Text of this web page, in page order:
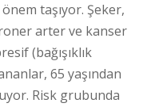
taşıyor. Şeker,
arter ve kanser
(bağışıklık
65 yaşından
Risk grubunda